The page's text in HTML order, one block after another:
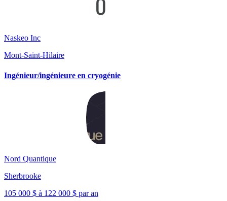
Naskeo Inc
Mont-Saint-Hilaire
Ingénieur/ingénieure en cryogénie
Nord Quantique
Sherbrooke
105 000 $ à 122 000 $ par an